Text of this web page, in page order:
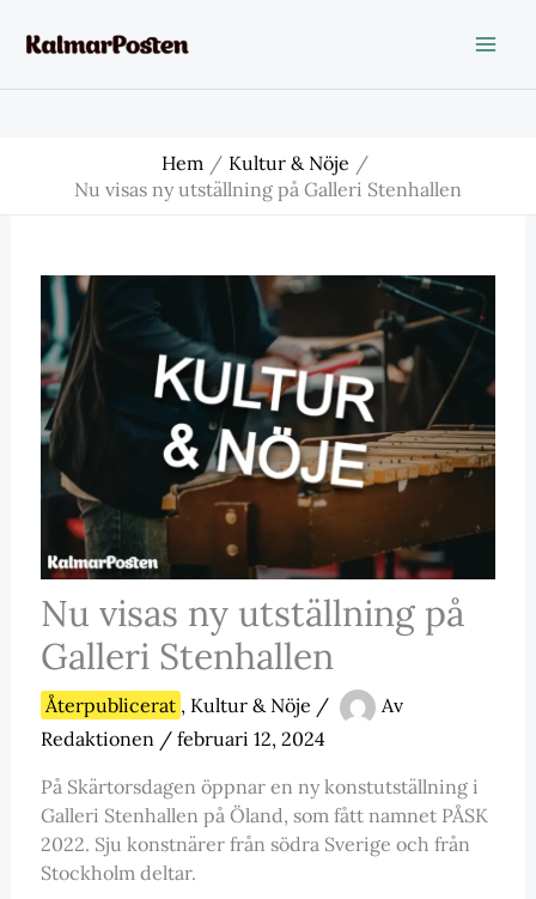
Hem
Kultur & Nöje
Nu visas ny utställning på Galleri Stenhallen
Nu visas ny utställning på
Galleri Stenhallen
Återpublicerat , Kultur & Nöje /
Av
Redaktionen / februari 12, 2024
På Skärtorsdagen öppnar en ny konstutställning i
Galleri Stenhallen på Öland, som fått namnet PÅSK
2022. Sju konstnärer från södra Sverige och från
Stockholm deltar.